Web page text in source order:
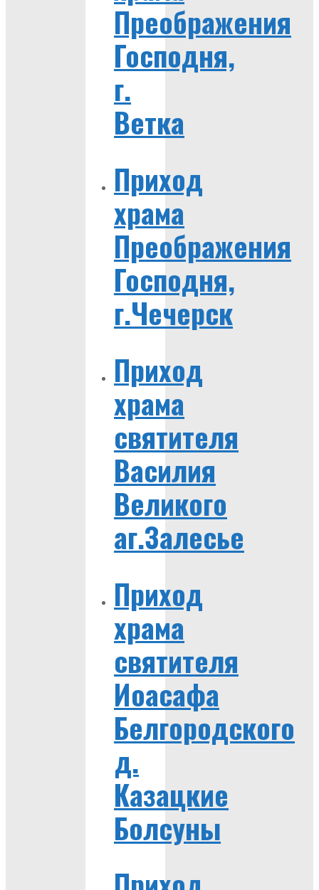
Преображения
Господня,
г.
Ветка
Приход
храма
Преображения
Господня,
г.Чечерск
Приход
храма
святителя
Василия
Великого
аг.Залесье
Приход
храма
святителя
Иоасафа
Белгородского
д.
Казацкие
Болсуны